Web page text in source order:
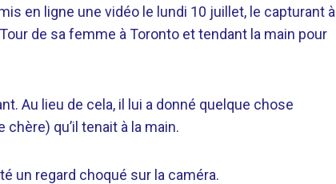
en ligne une vidéo le lundi 10 juillet, le capturant à
de sa femme à Toronto et tendant la main pour
Au lieu de cela, il lui a donné quelque chose
qu’il tenait à la main.
un regard choqué sur la caméra.